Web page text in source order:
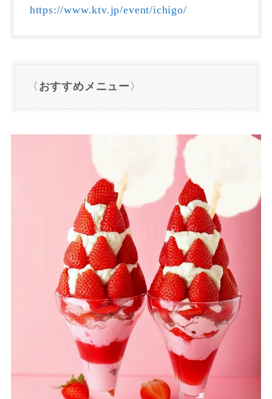
https://www.ktv.jp/event/ichigo/
〈 おすすめメニュー 〉